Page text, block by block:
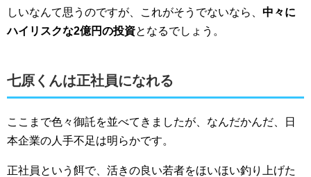
しいなんて思うのですが、これがそうでないなら、 中々に
ハイリスクな2億円の投資となるでしょう。
七原くんは正社員になれる
ここまで色々御託を並べてきましたが、なんだかんだ、日
本企業の人手不足は明らかです。
正社員という餌で、活きの良い若者をほいほい釣り上げた